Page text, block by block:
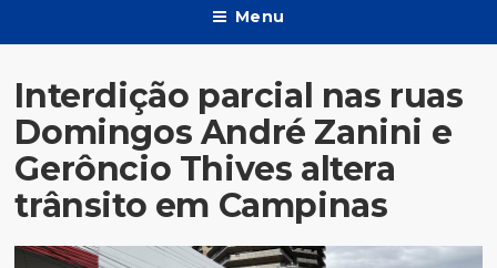
Menu
Interdição parcial nas ruas
Domingos André Zanini e
Gerôncio Thives altera
trânsito em Campinas